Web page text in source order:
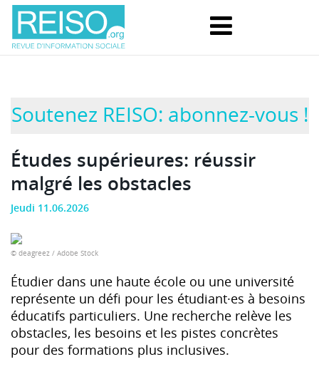
Soutenez REISO: abonnez-vous !
Études supérieures: réussir
malgré les obstacles
Jeudi 11.06.2026
© deagreez / Adobe Stock
Étudier dans une haute école ou une université
représente un défi pour les étudiant·es à besoins
éducatifs particuliers. Une recherche relève les
obstacles, les besoins et les pistes concrètes
pour des formations plus inclusives.